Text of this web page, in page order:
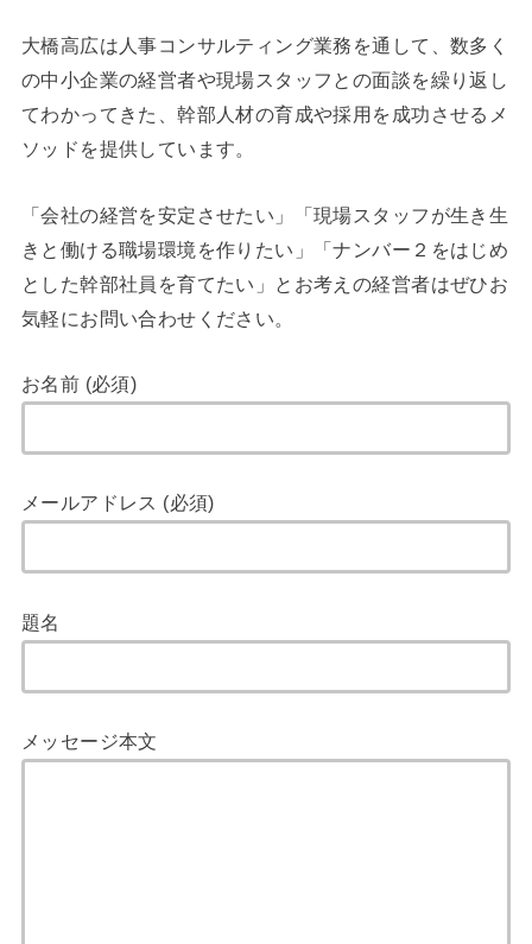
大橋高広は人事コンサルティング業務を通して、数多く
の中小企業の経営者や現場スタッフとの面談を繰り返し
てわかってきた、幹部人材の育成や採用を成功させるメ
ソッドを提供しています。
「会社の経営を安定させたい」「現場スタッフが生き生
きと働ける職場環境を作りたい」「ナンバー２をはじめ
とした幹部社員を育てたい」とお考えの経営者はぜひお
気軽にお問い合わせください。
お名前 (必須)
メールアドレス (必須)
題名
メッセージ本文